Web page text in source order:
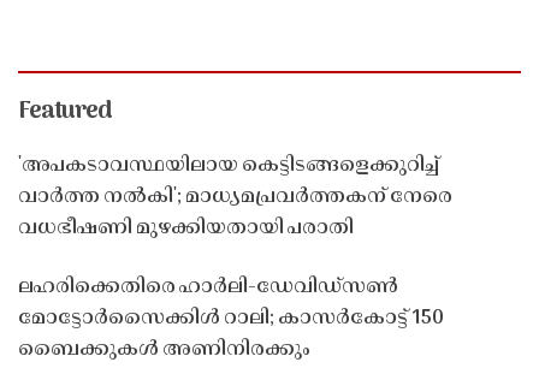
Featured
'അപകടാവസ്ഥയിലായ കെട്ടിടങ്ങളെക്കുറിച്ച്
വാർത്ത നൽകി'; മാധ്യമപ്രവർത്തകന് നേരെ
വധഭീഷണി മുഴക്കിയതായി പരാതി
ലഹരിക്കെതിരെ ഹാർലി-ഡേവിഡ്‌സൺ
മോട്ടോർസൈക്കിൾ റാലി; കാസർകോട്ട് 150
ബൈക്കുകൾ അണിനിരക്കും